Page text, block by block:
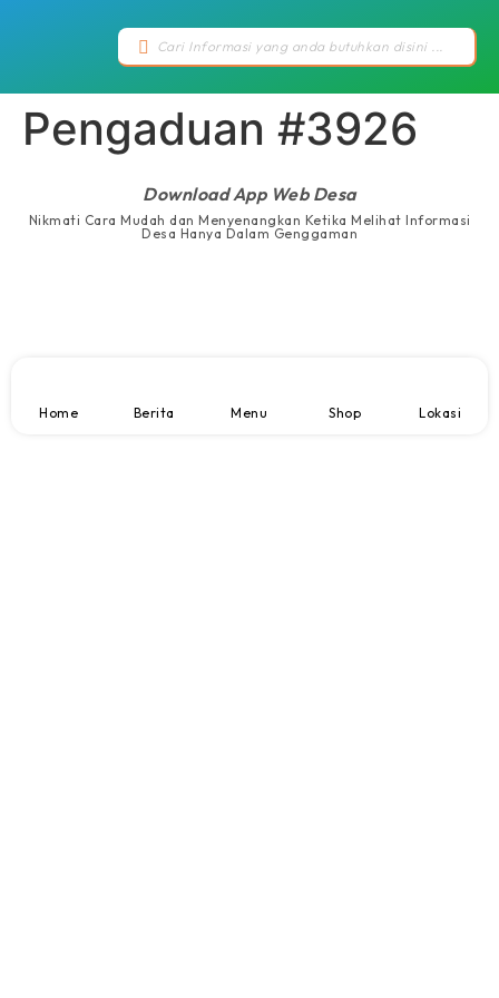
Pengaduan #3926
Download App Web Desa
Nikmati Cara Mudah dan Menyenangkan Ketika Melihat Informasi
Desa Hanya Dalam Genggaman
Home Berita Menu Shop Lokasi